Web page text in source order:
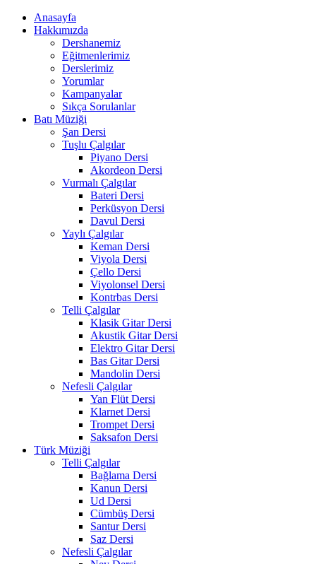
Anasayfa
Hakkımızda
Dershanemiz
Eğitmenlerimiz
Derslerimiz
Yorumlar
Kampanyalar
Sıkça Sorulanlar
Batı Müziği
Şan Dersi
Tuşlu Çalgılar
Piyano Dersi
Akordeon Dersi
Vurmalı Çalgılar
Bateri Dersi
Perküsyon Dersi
Davul Dersi
Yaylı Çalgılar
Keman Dersi
Viyola Dersi
Çello Dersi
Viyolonsel Dersi
Kontrbas Dersi
Telli Çalgılar
Klasik Gitar Dersi
Akustik Gitar Dersi
Elektro Gitar Dersi
Bas Gitar Dersi
Mandolin Dersi
Nefesli Çalgılar
Yan Flüt Dersi
Klarnet Dersi
Trompet Dersi
Saksafon Dersi
Türk Müziği
Telli Çalgılar
Bağlama Dersi
Kanun Dersi
Ud Dersi
Cümbüş Dersi
Santur Dersi
Saz Dersi
Nefesli Çalgılar